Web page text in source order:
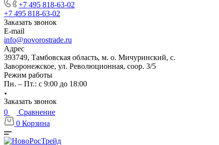
+7 495 818-63-02
+7 495 818-63-02
Заказать звонок
E-mail
info@novorostrade.ru
Адрес
393749, Тамбовская область, м. о. Мичуринский, с.
Заворонежское, ул. Революционная, соор. 3/5
Режим работы
Пн. – Пт.: с 9:00 до 18:00
Заказать звонок
0
Сравнение
0 Корзина